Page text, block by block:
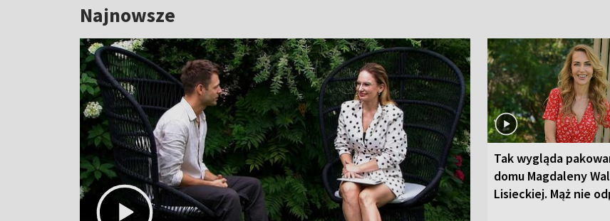
Najnowsze
Tak wygląda
domu Magdaleny
Lisieckiej. Mąż nie